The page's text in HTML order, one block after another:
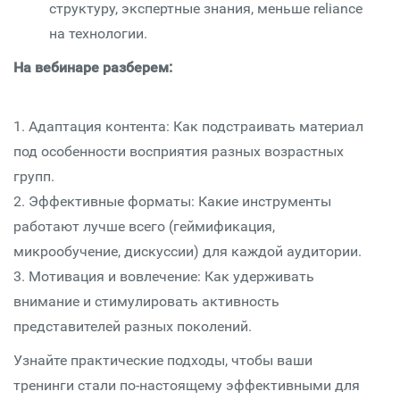
структуру, экспертные знания, меньше reliance
на технологии.
На вебинаре разберем:
1. Адаптация контента: Как подстраивать материал
под особенности восприятия разных возрастных
групп.
2. Эффективные форматы: Какие инструменты
работают лучше всего (геймификация,
микрообучение, дискуссии) для каждой аудитории.
3. Мотивация и вовлечение: Как удерживать
внимание и стимулировать активность
представителей разных поколений.
Узнайте практические подходы, чтобы ваши
тренинги стали по-настоящему эффективными для